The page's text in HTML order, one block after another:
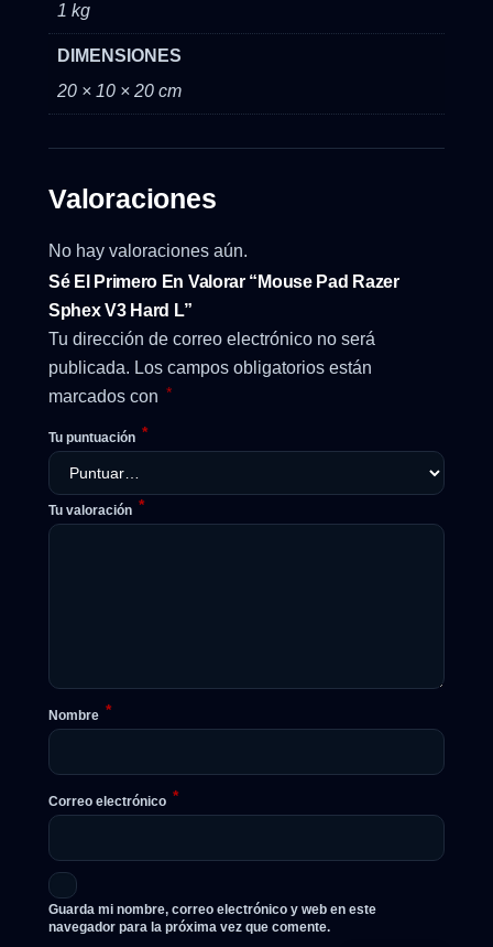
1 kg
DIMENSIONES
20 × 10 × 20 cm
Valoraciones
No hay valoraciones aún.
Sé El Primero En Valorar “Mouse Pad Razer
Sphex V3 Hard L”
Tu dirección de correo electrónico no será
publicada. Los campos obligatorios están
marcados con *
Tu puntuación *
Tu valoración *
Nombre *
Correo electrónico *
Guarda mi nombre, correo electrónico y web en este
navegador para la próxima vez que comente.